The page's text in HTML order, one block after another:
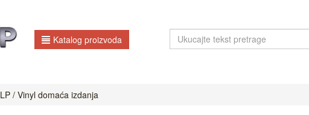
Katalog proizvoda
LP / Vinyl domaća izdanja